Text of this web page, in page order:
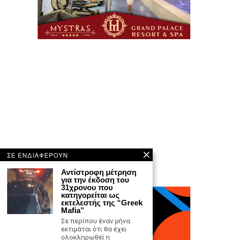
ΣΕ ΕΝΔΙΑΦΕΡΟΥΝ
Αντίστροφη μέτρηση
για την έκδοση του
31χρονου που
κατηγορείται ως
εκτελεστής της “Greek
Mafia”
Σε περίπου έναν μήνα
εκτιμάται ότι θα έχει
ολοκληρωθεί η